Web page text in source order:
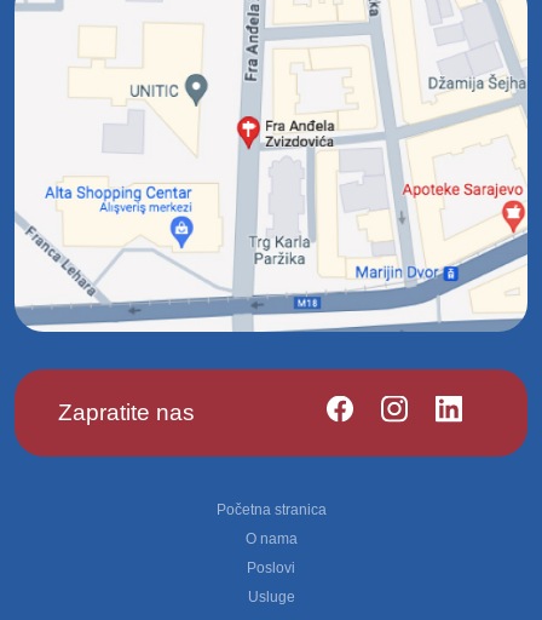
Zapratite nas
Početna stranica
O nama
Poslovi
Usluge